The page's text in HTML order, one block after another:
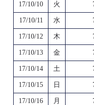
17/10/10 火
17/10/11 水
17/10/12 木
17/10/13 金
17/10/14 土
17/10/15 日
17/10/16 月